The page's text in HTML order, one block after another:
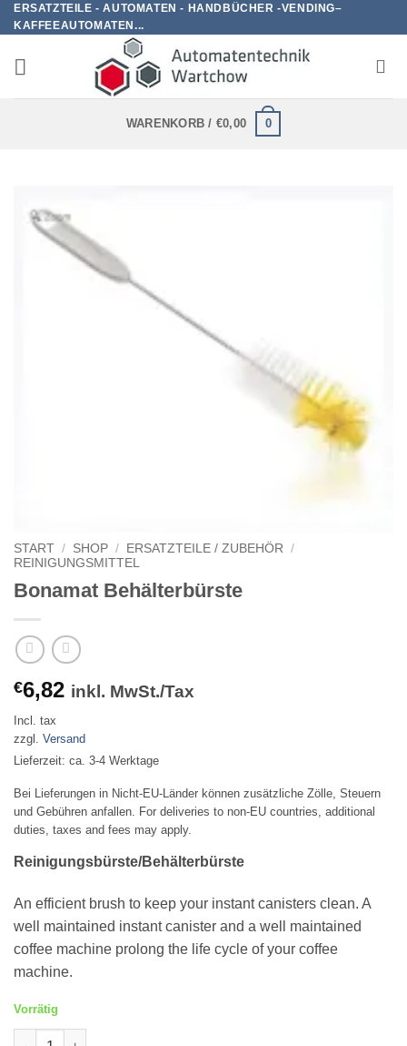
Zum
Inhalt
springen
ERSATZTEILE - AUTOMATEN - HANDBÜCHER -VENDING–
KAFFEEAUTOMATEN...
WARENKORB / €0,00 0
START / SHOP / ERSATZTEILE / ZUBEHÖR /
REINIGUNGSMITTEL
Bonamat Behälterbürste
€6,82 inkl. MwSt./Tax
Incl. tax
zzgl. Versand
Lieferzeit: ca. 3-4 Werktage
Bei Lieferungen in Nicht-EU-Länder können zusätzliche Zölle, Steuern
und Gebühren anfallen. For deliveries to non-EU countries, additional
duties, taxes and fees may apply.
Reinigungsbürste/Behälterbürste
An efficient brush to keep your instant canisters clean. A
well maintained instant canister and a well maintained
coffee machine prolong the life cycle of your coffee
machine.
Vorrätig
Bonamat Behälterbürste Menge